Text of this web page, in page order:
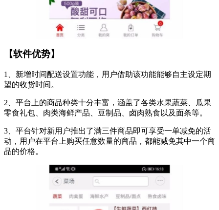
【软件优势】
1、新增时间配送设置功能，用户借助该功能能够自主设定期
望的收货时间。
2、平台上的商品种类十分丰富，涵盖了各类水果蔬菜、瓜果
零食礼包、肉类海鲜产品、豆制品、卤肉熟食以及面条等。
3、平台针对新用户推出了满三件商品即可享受一单减免的活
动，用户在平台上购买任意数量的商品，都能减免其中一个商
品的价格。